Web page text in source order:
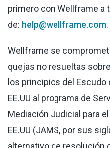
primero con Wellframe a
de: help@wellframe.com.
Wellframe se
quejas no resueltas
los principios del Escudo
EE.UU al programa de
Mediación Judicial para
EE.UU (JAMS, por sus
alternativo de resolución